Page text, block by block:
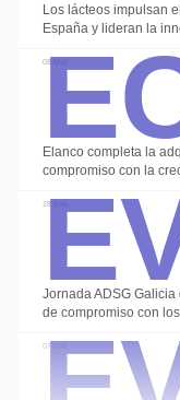
Los lácteos impulsan
España y lideran la
08 May
Elanco completa la
compromiso con la
28 Ene
Jornada ADSG
de compromiso con
07 Ene